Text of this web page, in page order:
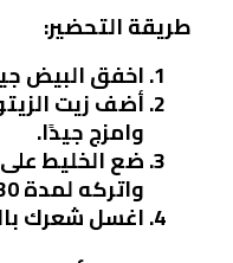
طريقة التحضير:
اخفق البيض
أضف زيت
وامزج جيدًا.
ضع الخليط
واتركه لمدة 30 دقيقة.
اغسل شعرك